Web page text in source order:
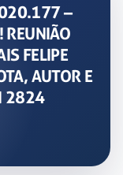
–
REUNIÃO
FELIPE
AUTOR E
2824